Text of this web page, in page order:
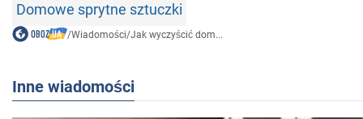
Domowe sprytne sztuczki
/Wiadomości/Jak wyczyścić dom...
Inne wiadomości